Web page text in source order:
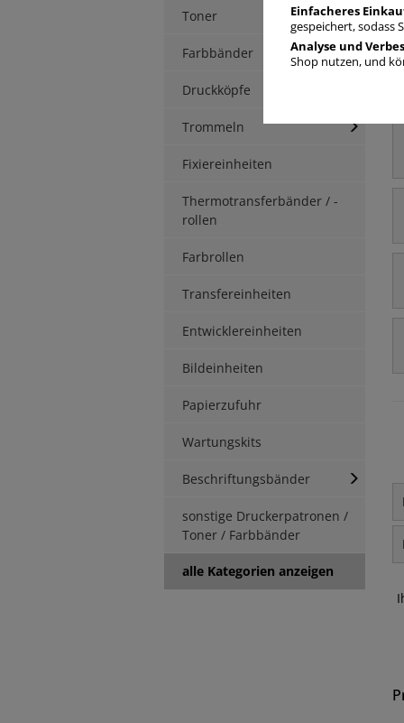
Toner
Farbbänder
Druckköpfe
Trommeln
Fixiereinheiten
Thermotransferbänder / -
rollen
Farbrollen
Transfereinheiten
Entwicklereinheiten
Bildeinheiten
Papierzufuhr
Wartungskits
Beschriftungsbänder
sonstige Druckerpatronen /
Toner / Farbbänder
alle Kategorien anzeigen
Einfacheres
gespeichert, sodass
Analyse und
Shop nutzen, und